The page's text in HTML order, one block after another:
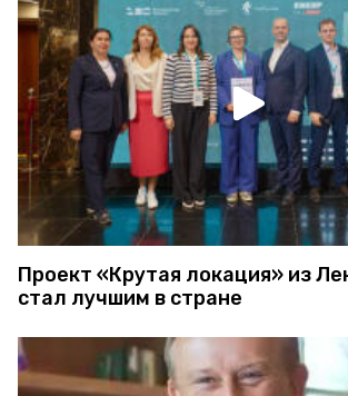
Проект «Крутая локация» из
стал лучшим в стране